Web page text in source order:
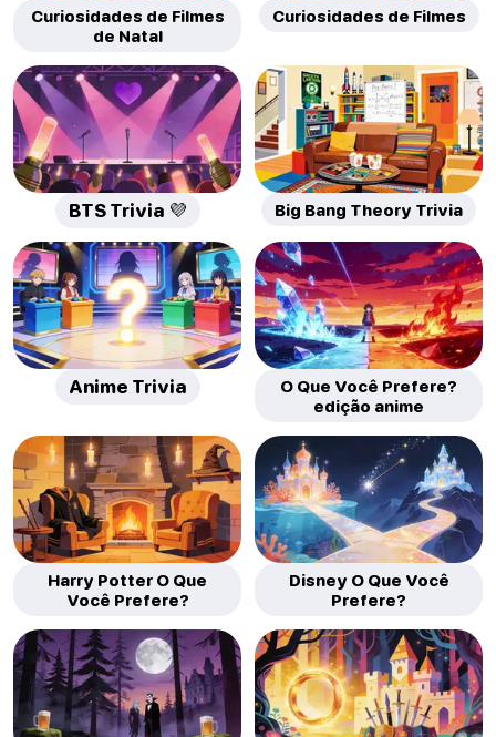
Curiosidades de Filmes
de Natal
Curiosidades de Filmes
BTS Trivia 💜 Big Bang Theory Trivia
Anime Trivia
O Que Você Prefere?
edição anime
Harry Potter O Que
Você Prefere?
Disney O Que Você
Prefere?